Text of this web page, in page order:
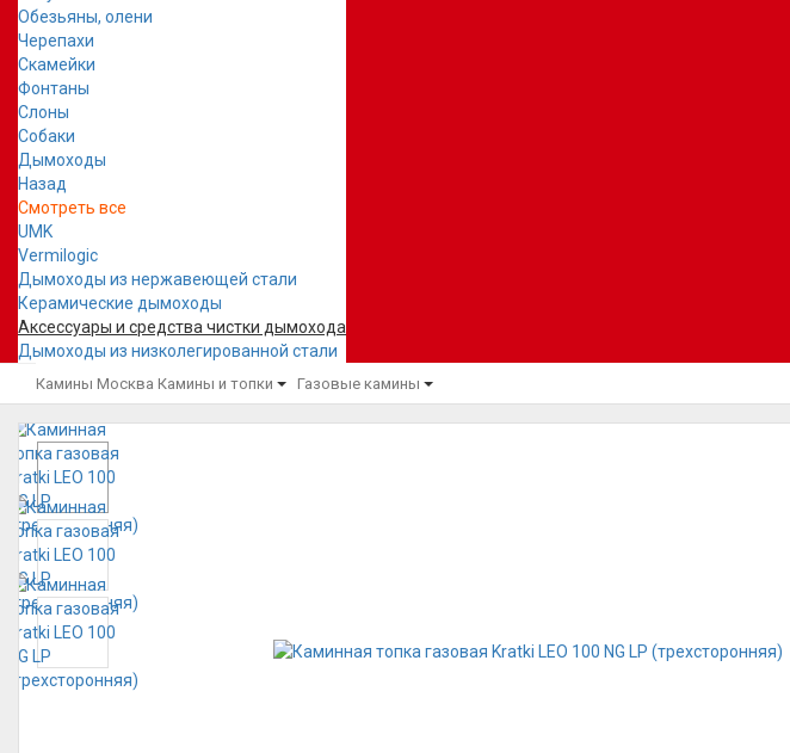
Обезьяны, олени
Черепахи
Скамейки
Фонтаны
Слоны
Собаки
Дымоходы
Назад
Смотреть все
UMK
Vermilogic
Дымоходы из нержавеющей стали
Керамические дымоходы
Аксессуары и средства чистки дымохода
Дымоходы из низколегированной стали
Камины Москва Камины и топки Газовые камины